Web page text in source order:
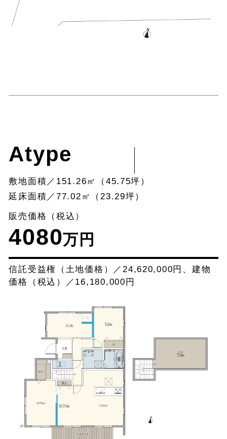
Atype
敷地面積／151.26㎡（45.75坪）
延床面積／77.02㎡（23.29坪）
販売価格（税込）
4080万円
信託受益権（土地価格）／24,620,000円、建物
価格（税込）／16,180,000円